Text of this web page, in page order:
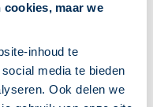
cookies, maar we
inhoud te
media te bieden
Ook delen we
in de bijsluiter.
maag heeft.
Dan neemt het
grapefruits. U heeft